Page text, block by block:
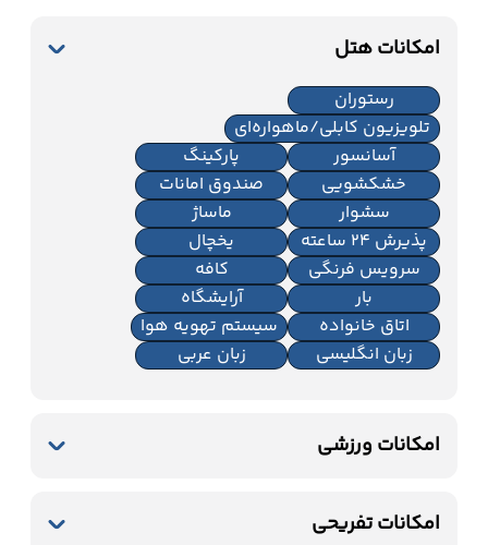
امکانات هتل
رستوران
تلویزیون کابلی/ماهواره‌ای
آسانسور
پارکینگ
خشکشویی
صندوق امانات
سشوار
ماساژ
پذیرش 24 ساعته
یخچال
سرویس فرنگی
کافه
بار
آرایشگاه
اتاق خانواده
سیستم تهویه هوا
زبان انگلیسی
زبان عربی
امکانات ورزشی
باشگاه بدنسازی
امکانات تفریحی